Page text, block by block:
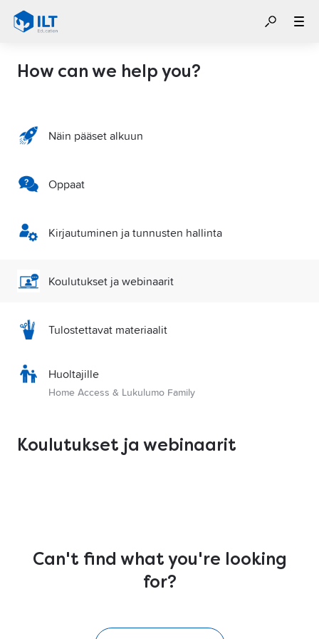
How can we help you?
Näin pääset alkuun
Oppaat
Kirjautuminen ja tunnusten hallinta
Koulutukset ja webinaarit
Tulostettavat materiaalit
Huoltajille
Home Access & Lukulumo Family
Koulutukset ja webinaarit
Can't find what you're looking
for?